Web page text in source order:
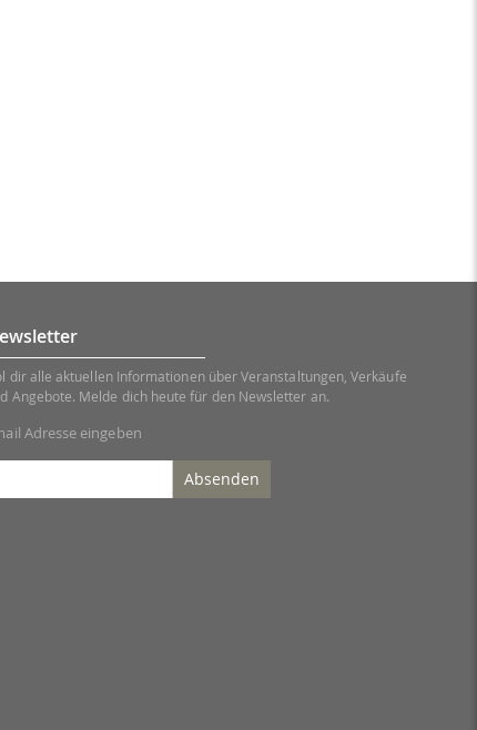
dir alle aktuellen Informationen über Veranstaltungen, Verkäufe
Angebote. Melde dich heute für den Newsletter an.
Adresse eingeben
Absenden